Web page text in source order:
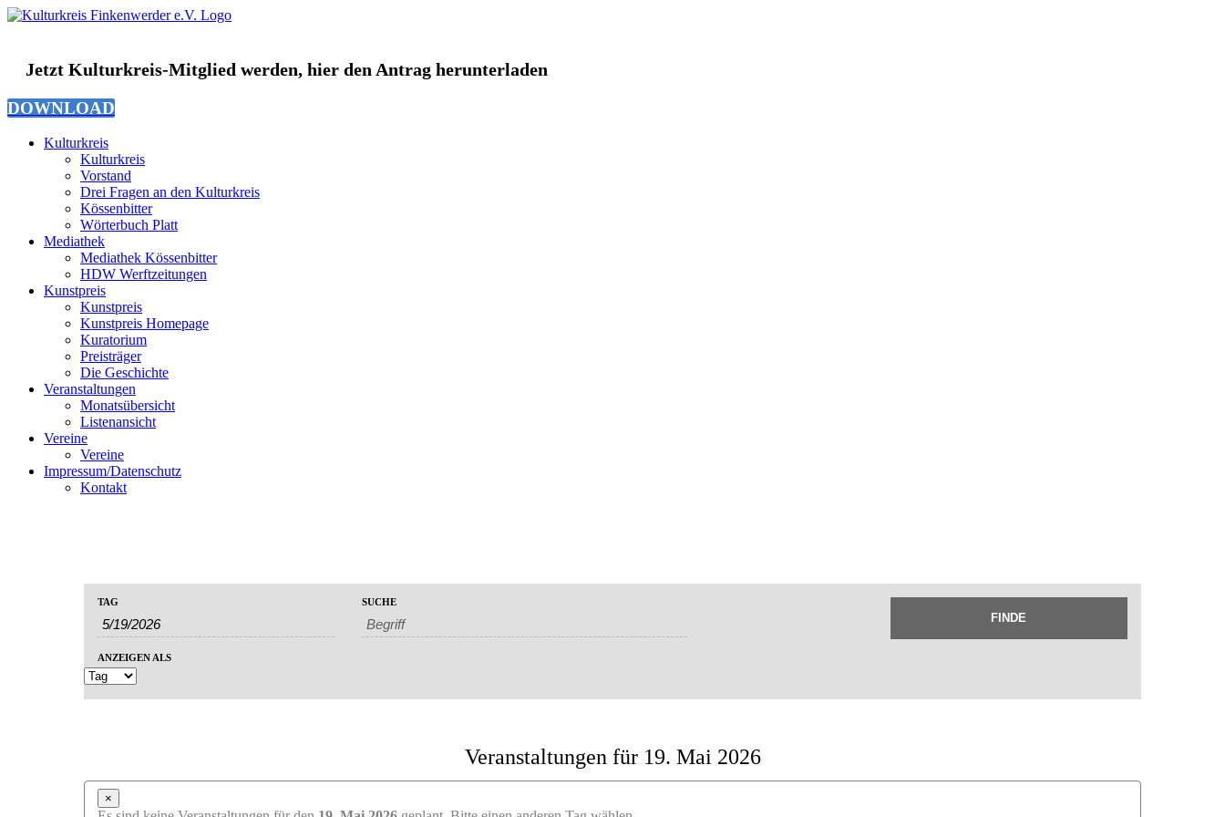
Zum
Jetzt Kulturkreis-Mitglied werden, hier den Antrag herunterladen
DOWNLOAD
Kulturkreis
Kulturkreis
Vorstand
Drei Fragen an den Kulturkreis
Kössenbitter
Wörterbuch Platt
Mediathek
Mediathek Kössenbitter
HDW Werftzeitungen
Kunstpreis
Kunstpreis
Kunstpreis Homepage
Kuratorium
Preisträger
Die Geschichte
Veranstaltungen
Monatsübersicht
Listenansicht
Vereine
Vereine
Impressum/Datenschutz
Kontakt
Veranstaltungen
Suche
und
Ansichten,
Navigation
TAG SUCHE
Veranstaltung
Ansichten-
ANZEIGEN ALS
Veranstaltungen für 19. Mai 2026
×